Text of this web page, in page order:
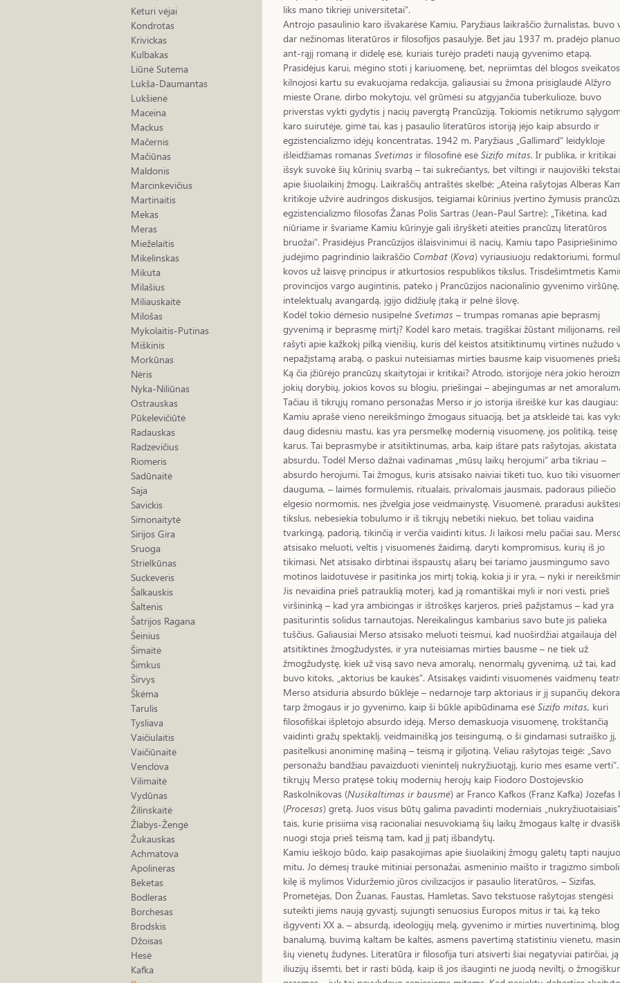
Keturi vėjai
Kondrotas
Krivickas
Kulbakas
Liūnė Sutema
Lukša-Daumantas
Lukšienė
Maceina
Mackus
Mačernis
Mačiūnas
Maldonis
Marcinkevičius
Martinaitis
Mekas
Meras
Mieželaitis
Mikelinskas
Mikuta
Milašius
Miliauskaitė
Milošas
Mykolaitis-Putinas
Miškinis
Morkūnas
Nėris
Nyka-Niliūnas
Ostrauskas
Pūkelevičiūtė
Radauskas
Radzevičius
Riomeris
Sadūnaitė
Saja
Savickis
Simonaitytė
Sirijos Gira
Sruoga
Strielkūnas
Suckeveris
Šalkauskis
Šaltenis
Šatrijos Ragana
Šeinius
Šimaitė
Šimkus
Širvys
Škėma
Tarulis
Tysliava
Vaičiulaitis
Vaičiūnaitė
Venclova
Vilimaitė
Vydūnas
Žilinskaitė
Žlabys-Žengė
Žukauskas
Achmatova
Apolineras
Beketas
Bodleras
Borchesas
Brodskis
Džoisas
Hesė
Kafka
liks mano tikrieji universitetai“.
Antrojo pasaulinio karo išvakarėse Kamiu, Paryžiaus laikraščio žurnalistas, buvo
dar nežinomas literatūros ir filosofijos pasaulyje. Bet jau 1937 m. pradėjo
ant-rąjį romaną ir didelę esė, kuriais turėjo pradėti naują gyvenimo etapą.
Prasidėjus karui, mėgino stoti į kariuomenę, bet, nepriimtas dėl blogos
kilnojosi kartu su evakuojama redakcija, galiausiai su žmona prisiglaudė Alžyro
mieste Orane, dirbo mokytoju, vėl grūmėsi su atgyjančia tuberkulioze, buvo
priverstas vykti gydytis į nacių pavergtą Prancūziją. Tokiomis netikrumo
karo suirutėje, gimė tai, kas į pasaulio literatūros istoriją įėjo kaip absurdo ir
egzistencializmo idėjų koncentratas. 1942 m. Paryžiaus „Gallimard“ leidykloje
išleidžiamas romanas Svetimas ir filosofinė esė Sizifo mitas. Ir publika, ir kritikai
išsyk suvokė šių kūrinių svarbą – tai sukrečiantys, bet viltingi ir naujoviški tekstai
apie šiuolaikinį žmogų. Laikraščių antraštės skelbė: „Ateina rašytojas Alberas
kritikoje užvirė audringos diskusijos, teigiamai kūrinius įvertino žymusis
egzistencializmo filosofas Žanas Polis Sartras (Jean-Paul Sartre): „Tikėtina, kad
niūriame ir švariame Kamiu kūrinyje gali išryškėti ateities prancūzų literatūros
bruožai“. Prasidėjus Prancūzijos išlaisvinimui iš nacių, Kamiu tapo Pasipriešinimo
judėjimo pagrindinio laikraščio Combat (Kova) vyriausiuoju redaktoriumi,
kovos už laisvę principus ir atkurtosios respublikos tikslus. Trisdešimtmetis
provincijos vargo augintinis, pateko į Prancūzijos nacionalinio gyvenimo viršūnę,
intelektualų avangardą, įgijo didžiulę įtaką ir pelnė šlovę.
Kodėl tokio dėmesio nusipelnė Svetimas – trumpas romanas apie beprasmį
gyvenimą ir beprasmę mirtį? Kodėl karo metais, tragiškai žūstant milijonams,
rašyti apie kažkokį pilką vienišių, kuris dėl keistos atsitiktinumų virtinės nužudo
nepažįstamą arabą, o paskui nuteisiamas mirties bausme kaip visuomenės
Ką čia įžiūrėjo prancūzų skaitytojai ir kritikai? Atrodo, istorijoje nėra jokio
jokių dorybių, jokios kovos su blogiu, priešingai – abejingumas ar net
Tačiau iš tikrųjų romano personažas Merso ir jo istorija išreiškė kur kas daugiau:
Kamiu aprašė vieno nereikšmingo žmogaus situaciją, bet ja atskleidė tai, kas
daug didesniu mastu, kas yra persmelkę modernią visuomenę, jos politiką, teisę
karus. Tai beprasmybė ir atsitiktinumas, arba, kaip ištarė pats rašytojas, akistata
absurdu. Todėl Merso dažnai vadinamas „mūsų laikų herojumi“ arba tikriau –
absurdo herojumi. Tai žmogus, kuris atsisako naiviai tikėti tuo, kuo tiki
dauguma, – laimės formulėmis, ritualais, privalomais jausmais, padoraus piliečio
elgesio normomis, nes įžvelgia jose veidmainystę. Visuomenė, praradusi
tikslus, nebesiekia tobulumo ir iš tikrųjų nebetiki niekuo, bet toliau vaidina
tvarkingą, padorią, tikinčią ir verčia vaidinti kitus. Ji laikosi melu pačiai sau.
atsisako meluoti, veltis į visuomenės žaidimą, daryti kompromisus, kurių iš jo
tikimasi. Net atsisako dirbtinai išspaustų ašarų bei tariamo jausmingumo savo
motinos laidotuvėse ir pasitinka jos mirtį tokią, kokia ji ir yra, – nyki ir
Jis nevaidina prieš patrauklią moterį, kad ją romantiškai myli ir nori vesti, prieš
viršininką – kad yra ambicingas ir ištroškęs karjeros, prieš pažįstamus – kad yra
pasiturintis solidus tarnautojas. Nereikalingus kambarius savo bute jis palieka
tuščius. Galiausiai Merso atsisako meluoti teismui, kad nuoširdžiai atgailauja dėl
atsitiktinės žmogžudystės, ir yra nuteisiamas mirties bausme – ne tiek už
žmogžudystę, kiek už visą savo neva amoralų, nenormalų gyvenimą, už tai, kad
buvo kitoks, „aktorius be kaukės“. Atsisakęs vaidinti visuomenės vaidmenų
Merso atsiduria absurdo būklėje – nedarnoje tarp aktoriaus ir jį supančių
tarp žmogaus ir jo gyvenimo, kaip ši būklė apibūdinama esė Sizifo mitas, kuri
filosofiškai išplėtojo absurdo idėją. Merso demaskuoja visuomenę, trokštančią
vaidinti gražų spektaklį, veidmainišką jos teisingumą, o ši gindamasi sutraiško jį,
pasitelkusi anoniminę mašiną – teismą ir giljotiną. Vėliau rašytojas teigė: „Savo
personažu bandžiau pavaizduoti vienintelį nukryžiuotąjį, kurio mes esame
tikrųjų Merso pratęsė tokių modernių herojų kaip Fiodoro Dostojevskio
Raskolnikovas (Nusikaltimas ir bausmė) ar Franco Kafkos (Franz Kafka) Jozefas
(Procesas) gretą. Juos visus būtų galima pavadinti moderniais
tais, kurie prisiima visą racionaliai nesuvokiamą šių laikų žmogaus kaltę ir
nuogi stoja prieš teismą tam, kad jį patį išbandytų.
Kamiu ieškojo būdo, kaip pasakojimas apie šiuolaikinį žmogų galėtų tapti
mitu. Jo dėmesį traukė mitiniai personažai, asmeninio maišto ir tragizmo
kilę iš mylimos Viduržemio jūros civilizacijos ir pasaulio literatūros, – Sizifas,
Prometėjas, Don Žuanas, Faustas, Hamletas. Savo tekstuose rašytojas stengėsi
suteikti jiems naują gyvastį, sujungti senuosius Europos mitus ir tai, ką teko
išgyventi XX a. – absurdą, ideologijų melą, gyvenimo ir mirties nuvertinimą,
banalumą, buvimą kaltam be kaltės, asmens pavertimą statistiniu vienetu,
šių vienetų žudynes. Literatūra ir filosofija turi atsiverti šiai negatyviai patirčiai,
iliuzijų išsemti, bet ir rasti būdą, kaip iš jos išauginti ne juodą neviltį, o